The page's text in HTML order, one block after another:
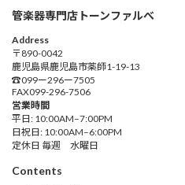
管楽器専門店トーンファルべ
Address
〒890-0042
鹿児島県鹿児島市薬師1-19-13
☎︎099ー296ー7505
FAX099-296-7506
営業時間
平日: 10:00AM–7:00PM
日祝日: 10:00AM–6:00PM
定休日 毎週 水曜日
Contents